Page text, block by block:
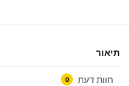
תיאור
חוות דעת 0